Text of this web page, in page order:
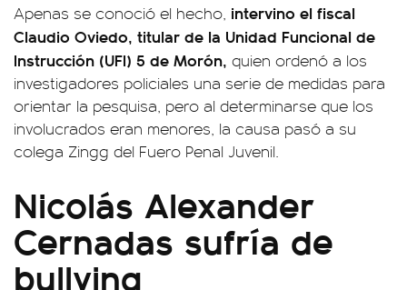
Apenas se conoció el hecho, intervino el fiscal
Claudio Oviedo, titular de la Unidad Funcional de
Instrucción (UFI) 5 de Morón, quien ordenó a los
investigadores policiales una serie de medidas para
orientar la pesquisa, pero al determinarse que los
involucrados eran menores, la causa pasó a su
colega Zingg del Fuero Penal Juvenil.
Nicolás Alexander
Cernadas sufría de
bullying